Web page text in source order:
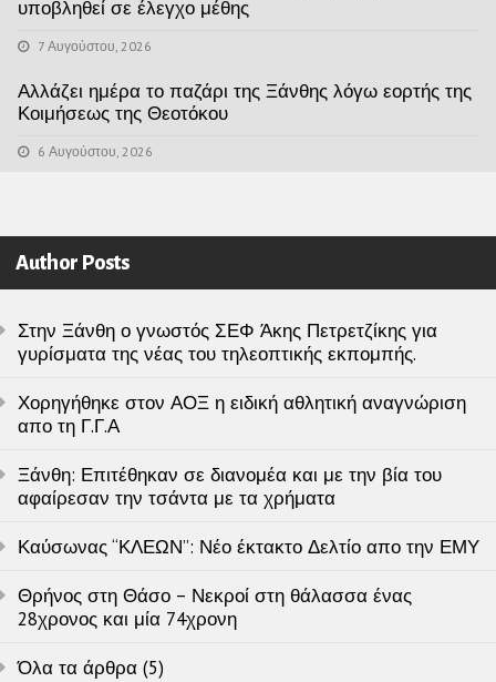
υποβληθεί σε έλεγχο μέθης
7 Αυγούστου, 2026
Αλλάζει ημέρα το παζάρι της Ξάνθης λόγω εορτής της
Κοιμήσεως της Θεοτόκου
6 Αυγούστου, 2026
Author Posts
Στην Ξάνθη ο γνωστός ΣΕΦ Άκης Πετρετζίκης για
γυρίσματα της νέας του τηλεοπτικής εκπομπής.
Χορηγήθηκε στον ΑΟΞ η ειδική αθλητική αναγνώριση
απο τη Γ.Γ.Α
Ξάνθη: Επιτέθηκαν σε διανομέα και με την βία του
αφαίρεσαν την τσάντα με τα χρήματα
Καύσωνας “ΚΛΕΩΝ”: Νέο έκτακτο Δελτίο απο την ΕΜΥ
Θρήνος στη Θάσο – Νεκροί στη θάλασσα ένας
28χρονος και μία 74χρονη
Όλα τα άρθρα (5)